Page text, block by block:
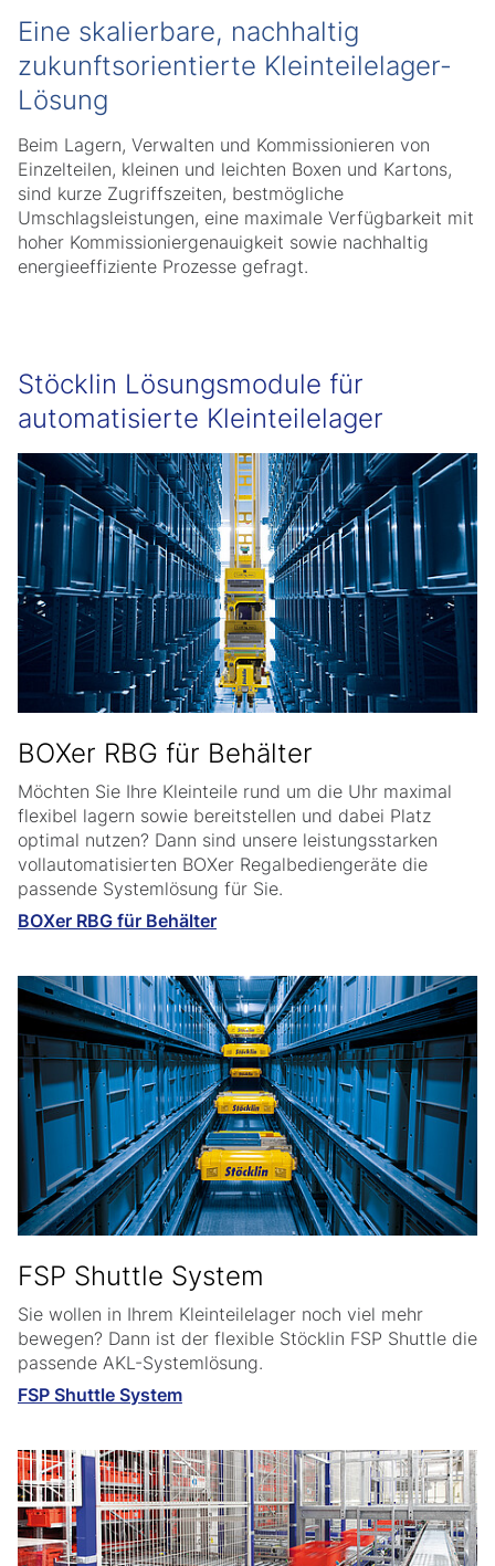
Eine skalierbare, nachhaltig
zukunftsorientierte Kleinteilelager-
Lösung
Beim Lagern, Verwalten und Kommissionieren von
Einzelteilen, kleinen und leichten Boxen und Kartons,
sind kurze Zugriffszeiten, bestmögliche
Umschlagsleistungen, eine maximale Verfügbarkeit mit
hoher Kommissioniergenauigkeit sowie nachhaltig
energieeffiziente Prozesse gefragt.
Stöcklin Lösungsmodule für
automatisierte Kleinteilelager
BOXer RBG für Behälter
Möchten Sie Ihre Kleinteile rund um die Uhr maximal
flexibel lagern sowie bereitstellen und dabei Platz
optimal nutzen? Dann sind unsere leistungsstarken
vollautomatisierten BOXer Regalbediengeräte die
passende Systemlösung für Sie.
BOXer RBG für Behälter
FSP Shuttle System
Sie wollen in Ihrem Kleinteilelager noch viel mehr
bewegen? Dann ist der flexible Stöcklin FSP Shuttle die
passende AKL-Systemlösung.
FSP Shuttle System